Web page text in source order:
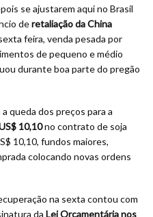
se ajustarem aqui no Brasil
deretaliação da China
feira, venda pesada por
de pequeno e médio
durante boa parte do pregão
queda dos preços para a
10,10no contrato de soja
10,10, fundos maiores,
colocando novas ordens
na sexta contou com
da Lei Orçamentária nos